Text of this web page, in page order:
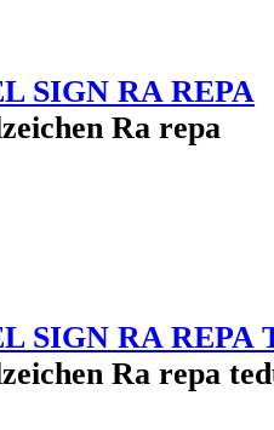
SIGN RA REPA
Ra repa
SIGN RA REPA
Ra repa